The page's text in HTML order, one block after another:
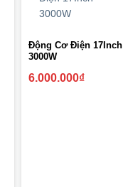
Động Cơ Điện 17Inch
3000W
6.000.000₫